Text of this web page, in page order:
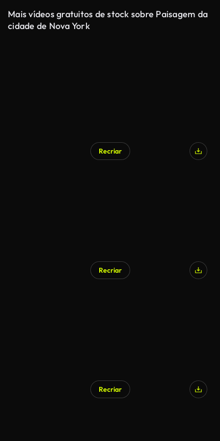
Mais vídeos gratuitos de stock sobre Paisagem da
cidade de Nova York
Recriar
Recriar
Recriar